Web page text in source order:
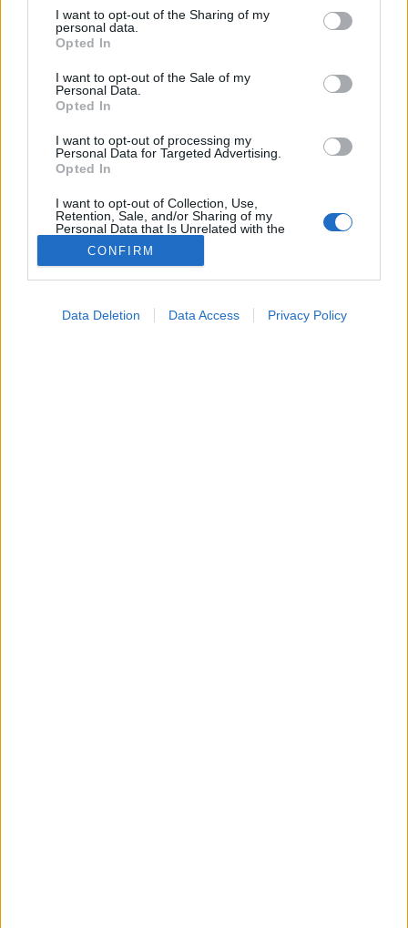
not limited to your visit or usage behaviour. You may click to
grant or deny consent to Google and its third-party tags to
use your data for below specified purposes in below Google
consent section.
I want to opt-out of the Sharing of my
personal data.
Opted In
I want to opt-out of the Sale of my
Personal Data.
Opted In
I want to opt-out of processing my
Personal Data for Targeted Advertising.
Opted In
I want to opt-out of Collection, Use,
Retention, Sale, and/or Sharing of my
Personal Data that Is Unrelated with the
Purposes for which it was collected.
Opted Out
CONFIRM
Data Deletion Data Access Privacy Policy
Orvostudományi kutatások
Megosztás
Küldés Küldés Messengeren